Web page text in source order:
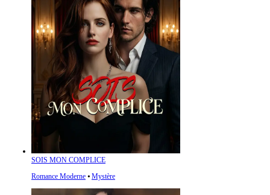
SOIS MON COMPLICE
Romance Moderne ⦁ Mystère